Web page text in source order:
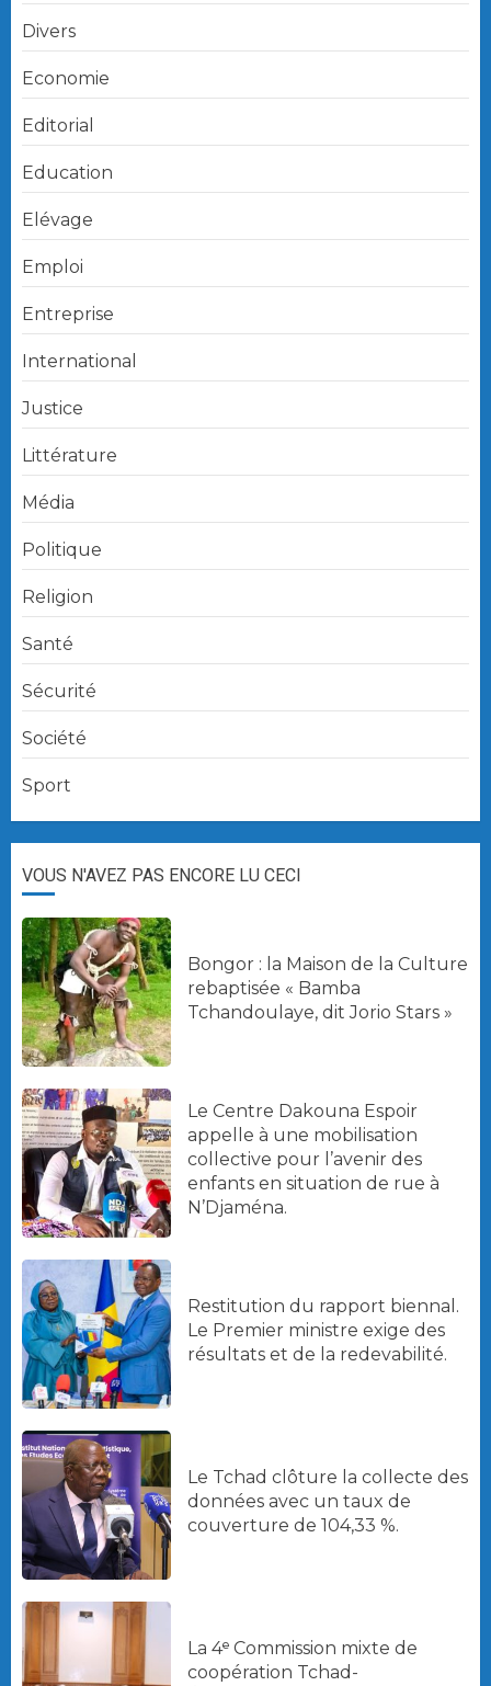
Divers
Economie
Editorial
Education
Elévage
Emploi
Entreprise
International
Justice
Littérature
Média
Politique
Religion
Santé
Sécurité
Société
Sport
VOUS N'AVEZ PAS ENCORE LU CECI
Bongor : la Maison de la Culture
rebaptisée « Bamba
Tchandoulaye, dit Jorio Stars »
Le Centre Dakouna Espoir
appelle à une mobilisation
collective pour l’avenir des
enfants en situation de rue à
N’Djaména.
Restitution du rapport biennal.
Le Premier ministre exige des
résultats et de la redevabilité.
Le Tchad clôture la collecte des
données avec un taux de
couverture de 104,33 %.
La 4ᵉ Commission mixte de
coopération Tchad-